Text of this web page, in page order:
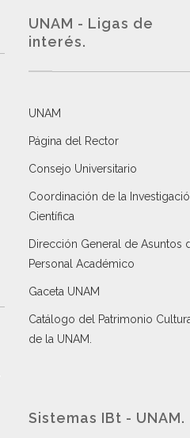
UNAM - Ligas de
interés.
UNAM
Página del Rector
Consejo Universitario
Coordinación de la
Científica
Dirección General de Asuntos
Personal Académico
Gaceta UNAM
Catálogo del Patrimonio
de la UNAM.
Sistemas IBt - UNAM.